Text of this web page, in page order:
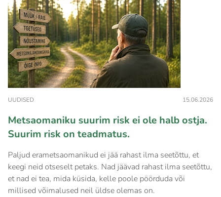
UUDISED 15.06.2026
Metsaomaniku suurim risk ei ole halb ostja.
Suurim risk on teadmatus.
Paljud erametsaomanikud ei jää rahast ilma seetõttu, et
keegi neid otseselt petaks. Nad jäävad rahast ilma seetõttu,
et nad ei tea, mida küsida, kelle poole pöörduda või
millised võimalused neil üldse olemas on.